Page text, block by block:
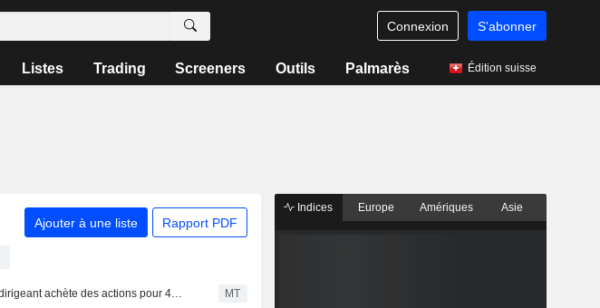
Connexion S'abonner
Listes Trading Screeners Outils Palmarès Édition suisse
Ajouter à une liste Rapport PDF
V F : un dirigeant achète des actions pour 492 752 $, selon une déclaration à la SEC MT
Indices Europe Amériques Asie